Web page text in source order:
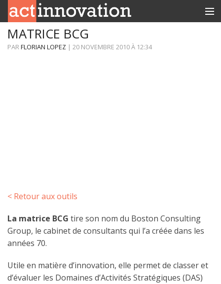
RUBRIQUES
MATRICE BCG
PARFLORIAN LOPEZ | 20 NOVEMBRE 2010À 12:34
< Retour aux outils
La matrice BCG tire son nom du Boston Consulting
Group, le cabinet de consultants qui l’a créée dans les
années 70.
Utile en matière d’innovation, elle permet de classer et
d’évaluer les Domaines d’Activités Stratégiques (DAS)